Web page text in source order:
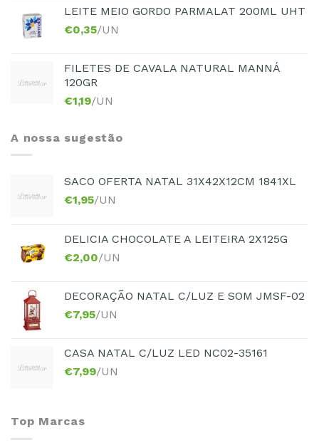
LEITE MEIO GORDO PARMALAT 200ML UHT
€0,35/UN
FILETES DE CAVALA NATURAL MANNÁ
120GR
€1,19/UN
A nossa sugestão
SACO OFERTA NATAL 31X42X12CM 1841XL
€1,95/UN
DELICIA CHOCOLATE A LEITEIRA 2X125G
€2,00/UN
DECORAÇÃO NATAL C/LUZ E SOM JMSF-02
€7,95/UN
CASA NATAL C/LUZ LED NC02-35161
€7,99/UN
Top Marcas